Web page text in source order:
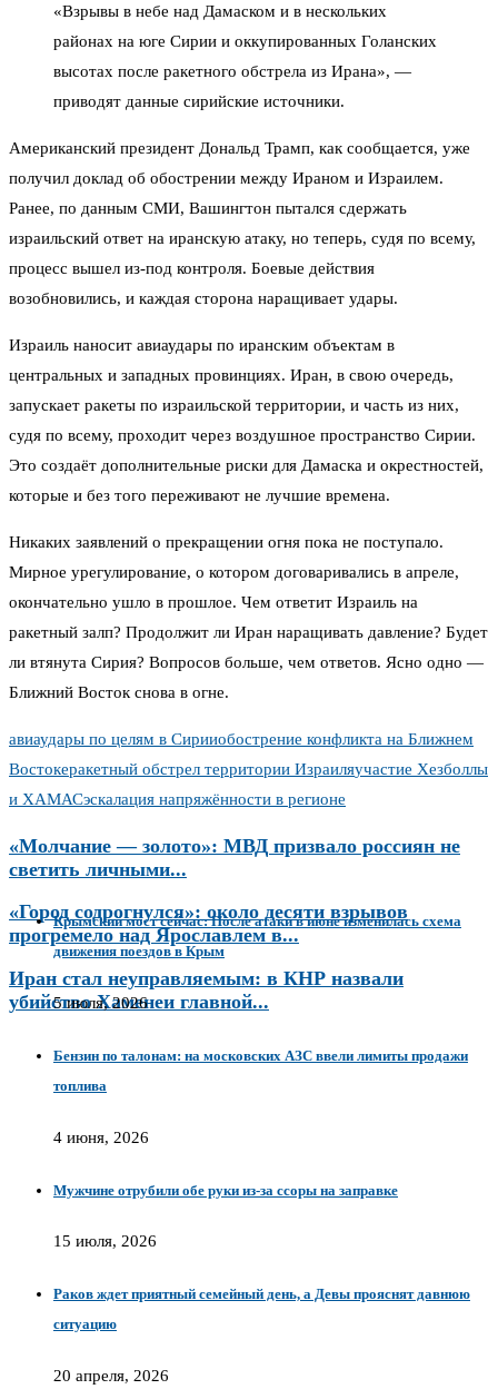
«Взрывы в небе над Дамаском и в нескольких
районах на юге Сирии и оккупированных Голанских
высотах после ракетного обстрела из Ирана», —
приводят данные сирийские источники.
Американский президент Дональд Трамп, как сообщается, уже
получил доклад об обострении между Ираном и Израилем.
Ранее, по данным СМИ, Вашингтон пытался сдержать
израильский ответ на иранскую атаку, но теперь, судя по всему,
процесс вышел из-под контроля. Боевые действия
возобновились, и каждая сторона наращивает удары.
Израиль наносит авиаудары по иранским объектам в
центральных и западных провинциях. Иран, в свою очередь,
запускает ракеты по израильской территории, и часть из них,
судя по всему, проходит через воздушное пространство Сирии.
Это создаёт дополнительные риски для Дамаска и окрестностей,
которые и без того переживают не лучшие времена.
Никаких заявлений о прекращении огня пока не поступало.
Мирное урегулирование, о котором договаривались в апреле,
окончательно ушло в прошлое. Чем ответит Израиль на
ракетный залп? Продолжит ли Иран наращивать давление? Будет
ли втянута Сирия? Вопросов больше, чем ответов. Ясно одно —
Ближний Восток снова в огне.
авиаудары по целям в Сирииобострение конфликта на Ближнем
Востокеракетный обстрел территории Израиляучастие Хезболлы
и ХАМАСэскалация напряжённости в регионе
«Молчание — золото»: МВД призвало россиян не
светить личными...
«Город содрогнулся»: около десяти взрывов
прогремело над Ярославлем в...
Иран стал неуправляемым: в КНР назвали
убийство Хаменеи главной...
Крымский мост сейчас: После атаки в июне изменилась схема
движения поездов в Крым
5 июля, 2026
Бензин по талонам: на московских АЗС ввели лимиты продажи
топлива
4 июня, 2026
Мужчине отрубили обе руки из-за ссоры на заправке
15 июля, 2026
Раков ждет приятный семейный день, а Девы прояснят давнюю
ситуацию
20 апреля, 2026